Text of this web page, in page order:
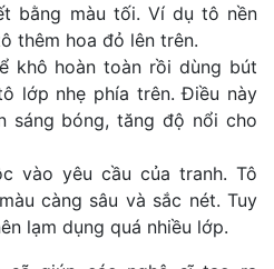
bằng màu tối. Ví dụ tô nền
thêm hoa đỏ lên trên.
khô hoàn toàn rồi dùng bút
lớp nhẹ phía trên. Điều này
sáng bóng, tăng độ nổi cho
vào yêu cầu của tranh. Tô
càng sâu và sắc nét. Tuy
lạm dụng quá nhiều lớp.